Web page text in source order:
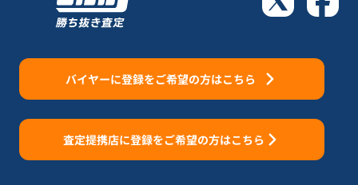
バイヤーに登録をご希望の方はこちら
査定提携店に登録をご希望の方はこちら